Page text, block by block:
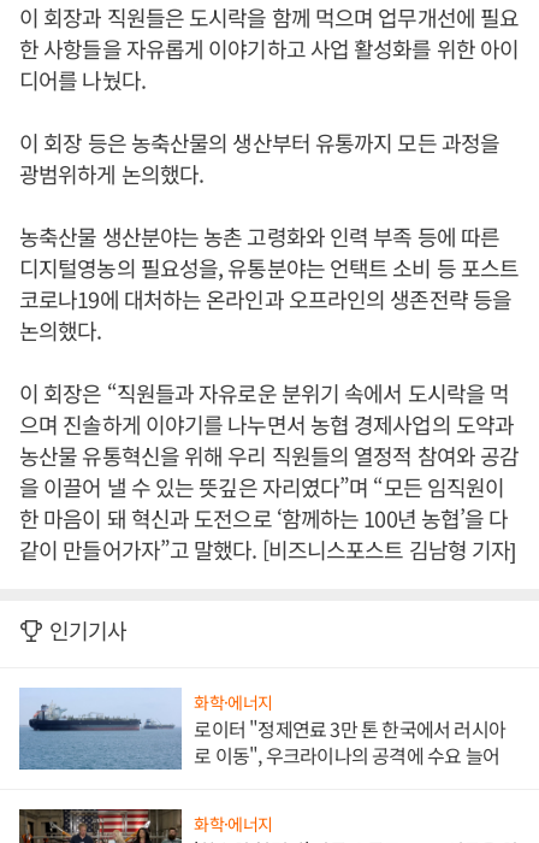
이 회장과 직원들은 도시락을 함께 먹으며 업무개선에 필요
한 사항들을 자유롭게 이야기하고 사업 활성화를 위한 아이
디어를 나눴다.
이 회장 등은 농축산물의 생산부터 유통까지 모든 과정을
광범위하게 논의했다.
농축산물 생산분야는 농촌 고령화와 인력 부족 등에 따른
디지털영농의 필요성을, 유통분야는 언택트 소비 등 포스트
코로나19에 대처하는 온라인과 오프라인의 생존전략 등을
논의했다.
이 회장은 “직원들과 자유로운 분위기 속에서 도시락을 먹
으며 진솔하게 이야기를 나누면서 농협 경제사업의 도약과
농산물 유통혁신을 위해 우리 직원들의 열정적 참여와 공감
을 이끌어 낼 수 있는 뜻깊은 자리였다”며 “모든 임직원이
한 마음이 돼 혁신과 도전으로 ‘함께하는 100년 농협’을 다
같이 만들어가자”고 말했다. [비즈니스포스트 김남형 기자]
인기기사
화학·에너지
로이터 "정제연료 3만 톤 한국에서 러시아
로 이동", 우크라이나의 공격에 수요 늘어
화학·에너지